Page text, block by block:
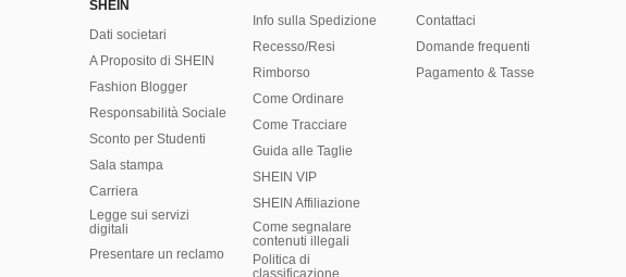
SHEIN
Dati societari
A Proposito di SHEIN
Fashion Blogger
Responsabilità Sociale
Sconto per Studenti
Sala stampa
Carriera
Legge sui servizi
digitali
Presentare un reclamo
Info sulla Spedizione
Recesso/Resi
Rimborso
Come Ordinare
Come Tracciare
Guida alle Taglie
SHEIN VIP
SHEIN Affiliazione
Come segnalare
contenuti illegali
Politica di
classificazione
Contattaci
Domande frequenti
Pagamento & Tasse